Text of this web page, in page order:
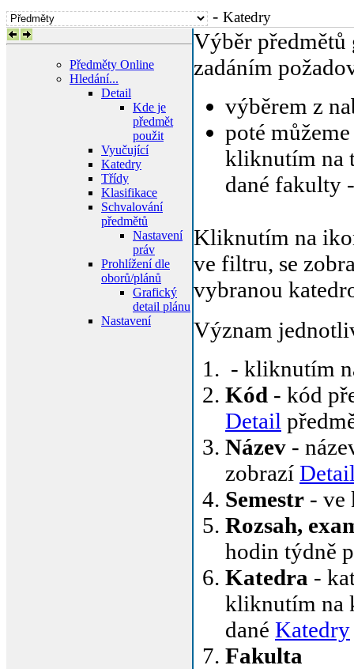
- Katedry
Předměty Online
Hledání...
Detail
Kde je
předmět
použit
Vyučující
Katedry
Třídy
Klasifikace
Schvalování
předmětů
Nastavení
práv
Prohlížení dle
oborů/plánů
Grafický
detail plánu
Nastavení
Výběr
zadáním
výběrem z
poté
kliknutím na
dané fakulty
Kliknutím na
ve filtru, se
vybranou
Význam
- kliknutím
Kód - kód
Detail
Název -
zobrazí
Semestr - ve
Rozsah,
hodin týdně
Katedra -
kliknutím na
dané Katedry
Fakulta